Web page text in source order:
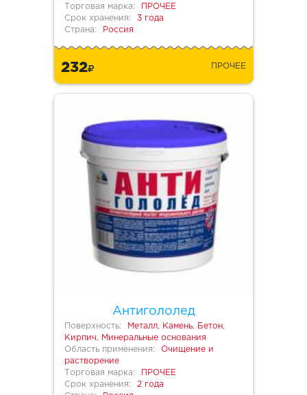
Торговая марка:
ПРОЧЕЕ
Срок хранения:
3 года
Страна:
Россия
232 ПРОЧЕЕ
Антигололед
Поверхность:
Металл, Камень, Бетон,
Кирпич, Минеральные основания
Область применения:
Очищение и
растворение
Торговая марка:
ПРОЧЕЕ
Срок хранения:
2 года